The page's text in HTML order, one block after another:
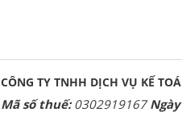
CÔNG TY TNHH DỊCH VỤ KẾ
Mã số thuế:0302919167